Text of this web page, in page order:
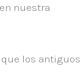
nuestra
que los antiguos